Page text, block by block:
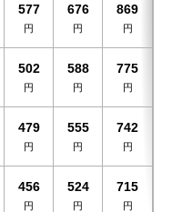
577
円
676
円
869
円
502
円
588
円
775
円
479
円
555
円
742
円
456
円
524
円
715
円